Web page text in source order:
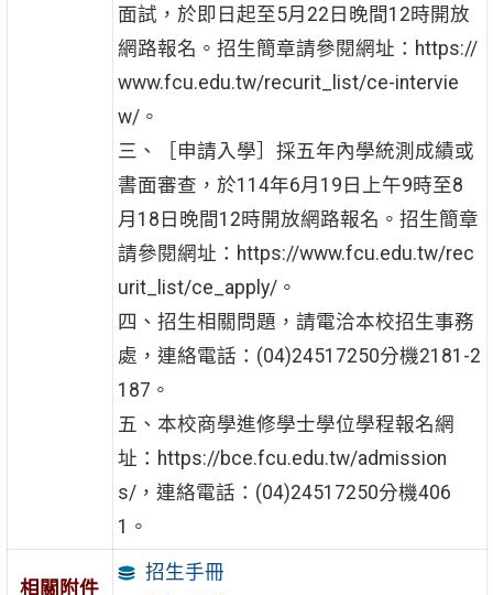
面試，於即日起至5月22日晚間12時開放
網路報名。招生簡章請參閱網址：https://
www.fcu.edu.tw/recurit_list/ce-intervie
w/。
三、［申請入學］採五年內學統測成績或
書面審查，於114年6月19日上午9時至8
月18日晚間12時開放網路報名。招生簡章
請參閱網址：https://www.fcu.edu.tw/rec
urit_list/ce_apply/。
四、招生相關問題，請電洽本校招生事務
處，連絡電話：(04)24517250分機2181-2
187。
五、本校商學進修學士學位學程報名網
址：https://bce.fcu.edu.tw/admission
s/，連絡電話：(04)24517250分機406
1。
相關附件
招生手冊